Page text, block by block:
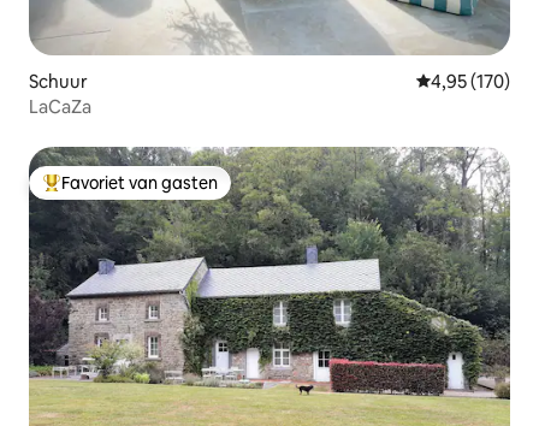
Schuur Gemiddelde
4,95 (170)
LaCaZa
Topfavoriet van gasten
Favoriet van gasten